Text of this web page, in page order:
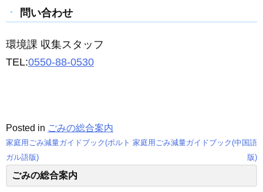
k
問い合わせ
環境課 収集スタッフ
TEL:0550-88-0530
Posted in ごみの総合案内
投
稿
家庭用ごみ減量ガイドブック(ポルト
ガル語版)
家庭用ごみ減量ガイドブック(中国語
版)
ごみの総合案内